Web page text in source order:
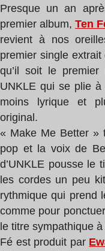
Presque un an
premier album, Ten
revient à nos
premier single
qu’il soit le premier
UNKLE qui se plie à
moins lyrique et
original.
« Make Me Better »
pop et la voix de
d’UNKLE pousse le
les cordes un peu
rythmique qui prend
comme pour
le titre sympathique à
Fé est produit par